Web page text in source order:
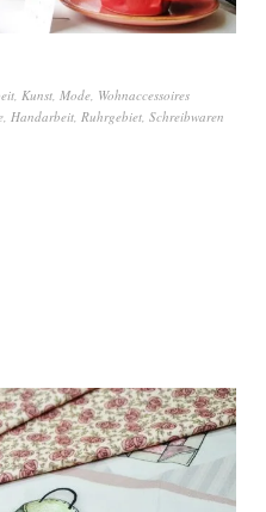
Kunst Mode Wohnaccessoires
Handarbeit Ruhrgebiet Schreibwaren